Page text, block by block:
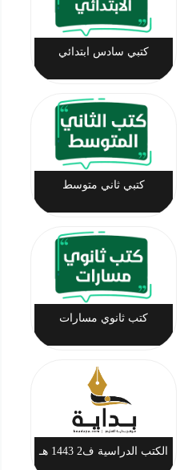
كتبي سادس ابتدائي
كتبي ثاني متوسط
كتب ثانوي مسارات
الكتب الدراسية ف2 1443 هـ